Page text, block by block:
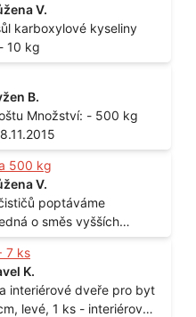
V.
- 10 kg
B.
Praha 10 Termín: - 18.11.2015
500 kg
V.
o směs vyšších
kyseliny - účelem je
- cca 870 kg / m3
7 ks
K.
levé, 1 ks - interiérové